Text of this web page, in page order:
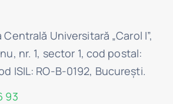
Universitară „Carol I”,
nr. 1, sector 1, cod postal:
ISIL: RO-B-0192, Bucureşti.
93